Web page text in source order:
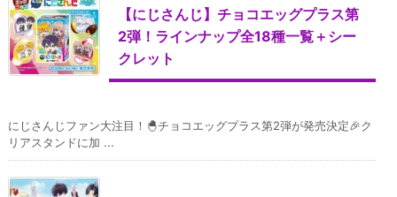
【にじさんじ】チョコエッグプラス第
2弾！ラインナップ全18種一覧＋シー
クレット
にじさんじファン大注目！🐣チョコエッグプラス第2弾が発売決定🎉ク
リアスタンドに加 ...